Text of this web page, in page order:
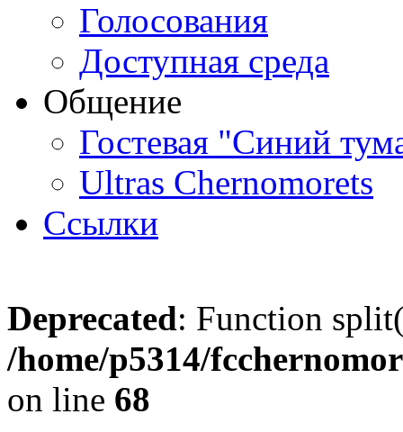
Голосования
Доступная среда
Общение
Гостевая "Синий
Ultras Chernomorets
Ссылки
Deprecated: Function
/home/p5314/
on line 68